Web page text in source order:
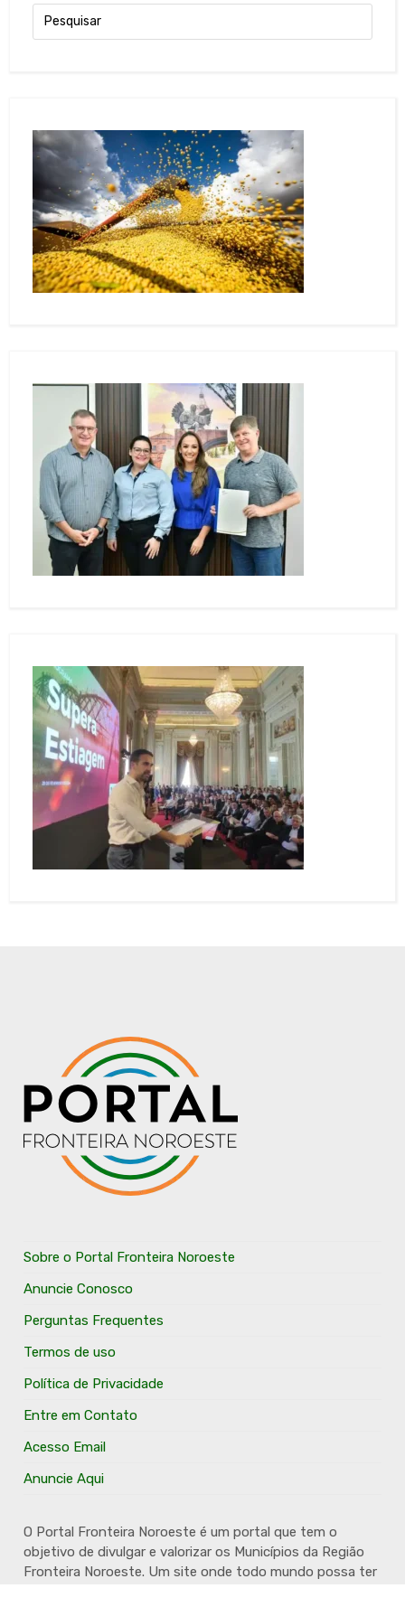
Sobre o Portal Fronteira Noroeste
Anuncie Conosco
Perguntas Frequentes
Termos de uso
Política de Privacidade
Entre em Contato
Acesso Email
Anuncie Aqui
O Portal Fronteira Noroeste é um portal que tem o
objetivo de divulgar e valorizar os Municípios da Região
Fronteira Noroeste. Um site onde todo mundo possa ter